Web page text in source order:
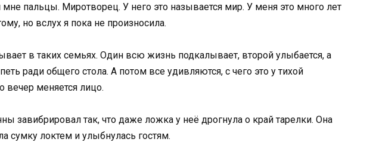
пальцы. Миротворец. У него это называется мир. У меня это много лет
но вслух я пока не произносила.
в таких семьях. Один всю жизнь подкалывает, второй улыбается, а
ради общего стола. А потом все удивляются, с чего это у тихой
меняется лицо.
завибрировал так, что даже ложка у неё дрогнула о край тарелки. Она
сумку локтем и улыбнулась гостям.